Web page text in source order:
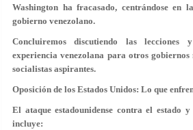
Washington ha fracasado, centrándose en
gobierno venezolano.
Concluiremos discutiendo las
experiencia venezolana para otros
socialistas aspirantes.
Oposición de los Estados Unidos: Lo que
El ataque estadounidense contra el estado y
incluye: